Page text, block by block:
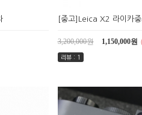
[중고]Leica X2 라이카중
3,200,000원 1,150,000원
리뷰 : 1